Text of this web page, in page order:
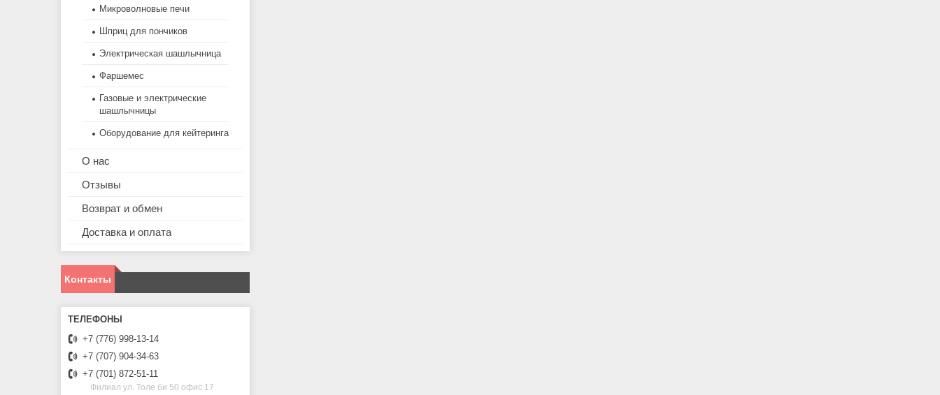
Микроволновые печи
Шприц для пончиков
Электрическая шашлычница
Фаршемес
Газовые и электрические
шашлычницы
Оборудование для кейтеринга
О нас
Отзывы
Возврат и обмен
Доставка и оплата
Контакты
+7 (776) 998-13-14
+7 (707) 904-34-63
+7 (701) 872-51-11
Филиал ул. Толе би 50 офис 17